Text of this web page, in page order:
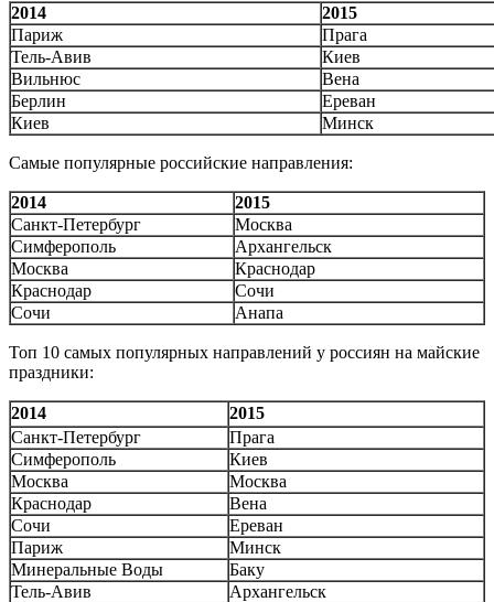
2014
2015
Париж
Прага
Тель-Авив
Киев
Вильнюс
Вена
Берлин
Ереван
Киев
Минск
Самые популярные российские направления:
2014
2015
Санкт-Петербург
Москва
Симферополь
Архангельск
Москва
Краснодар
Краснодар
Сочи
Сочи
Анапа
Топ 10 самых популярных направлений у россиян на майские
праздники:
2014
2015
Санкт-Петербург
Прага
Симферополь
Киев
Москва
Москва
Краснодар
Вена
Сочи
Ереван
Париж
Минск
Минеральные Воды
Баку
Тель-Авив
Архангельск